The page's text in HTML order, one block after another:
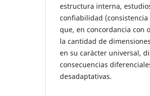
estructura interna,
confiabilidad
que, en concordancia con
la cantidad de
en su carácter universal,
consecuencias
desadaptativas.